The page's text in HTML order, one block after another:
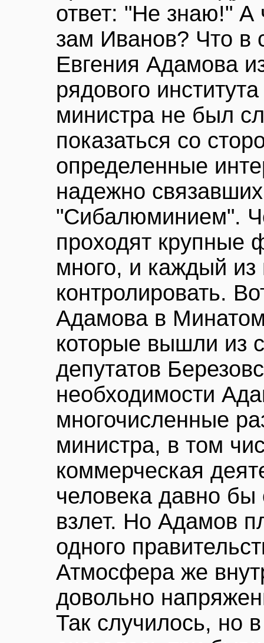
ответ: "Не знаю!" А
зам Иванов? Что в
Евгения Адамова
рядового
министра не был
показаться со
определенные
надежно
"Сибалюминием".
проходят крупные
много, и каждый
контролировать.
Адамова в
которые вышли из
депутатов
необходимости
многочисленные
министра, в том
коммерческая
человека давно бы
взлет. Но Адамов
одного
Атмосфера же
довольно
Так случилось, но